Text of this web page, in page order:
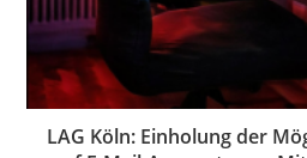
LAG Köln: Einholung der